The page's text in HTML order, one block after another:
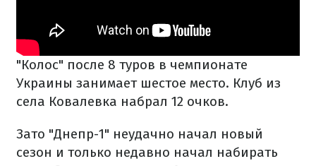
"Колос" после 8 туров в чемпионате
Украины занимает шестое место. Клуб из
села Ковалевка набрал 12 очков.
Зато "Днепр-1" неудачно начал новый
сезон и только недавно начал набирать